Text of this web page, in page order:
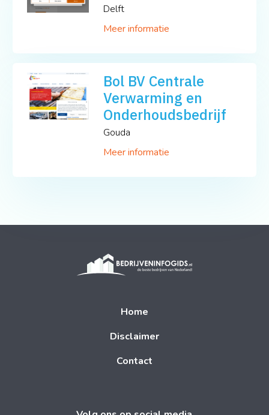
Delft
Meer informatie
Bol BV Centrale
Verwarming en
Onderhoudsbedrijf
Gouda
Meer informatie
Home
Disclaimer
Contact